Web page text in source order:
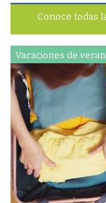
Conoce todas
Vacaciones de